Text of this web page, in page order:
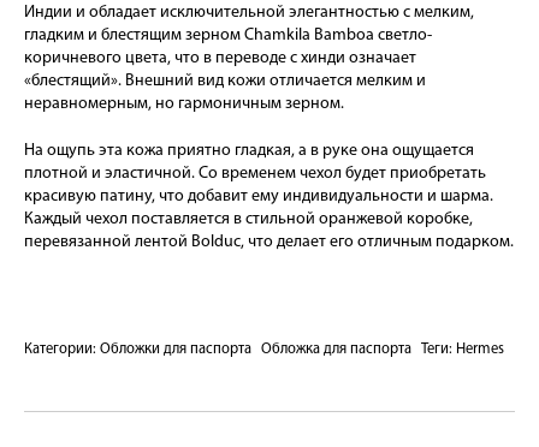
Индии и обладает исключительной элегантностью с мелким,
гладким и блестящим зерном Chamkila Bamboa светло-
коричневого цвета, что в переводе с хинди означает
«блестящий». Внешний вид кожи отличается мелким и
неравномерным, но гармоничным зерном.
На ощупь эта кожа приятно гладкая, а в руке она ощущается
плотной и эластичной. Со временем чехол будет приобретать
красивую патину, что добавит ему индивидуальности и шарма.
Каждый чехол поставляется в стильной оранжевой коробке,
перевязанной лентой Bolduc, что делает его отличным подарком.
Категории: Обложки для паспорта Обложка для паспорта Теги: Hermes